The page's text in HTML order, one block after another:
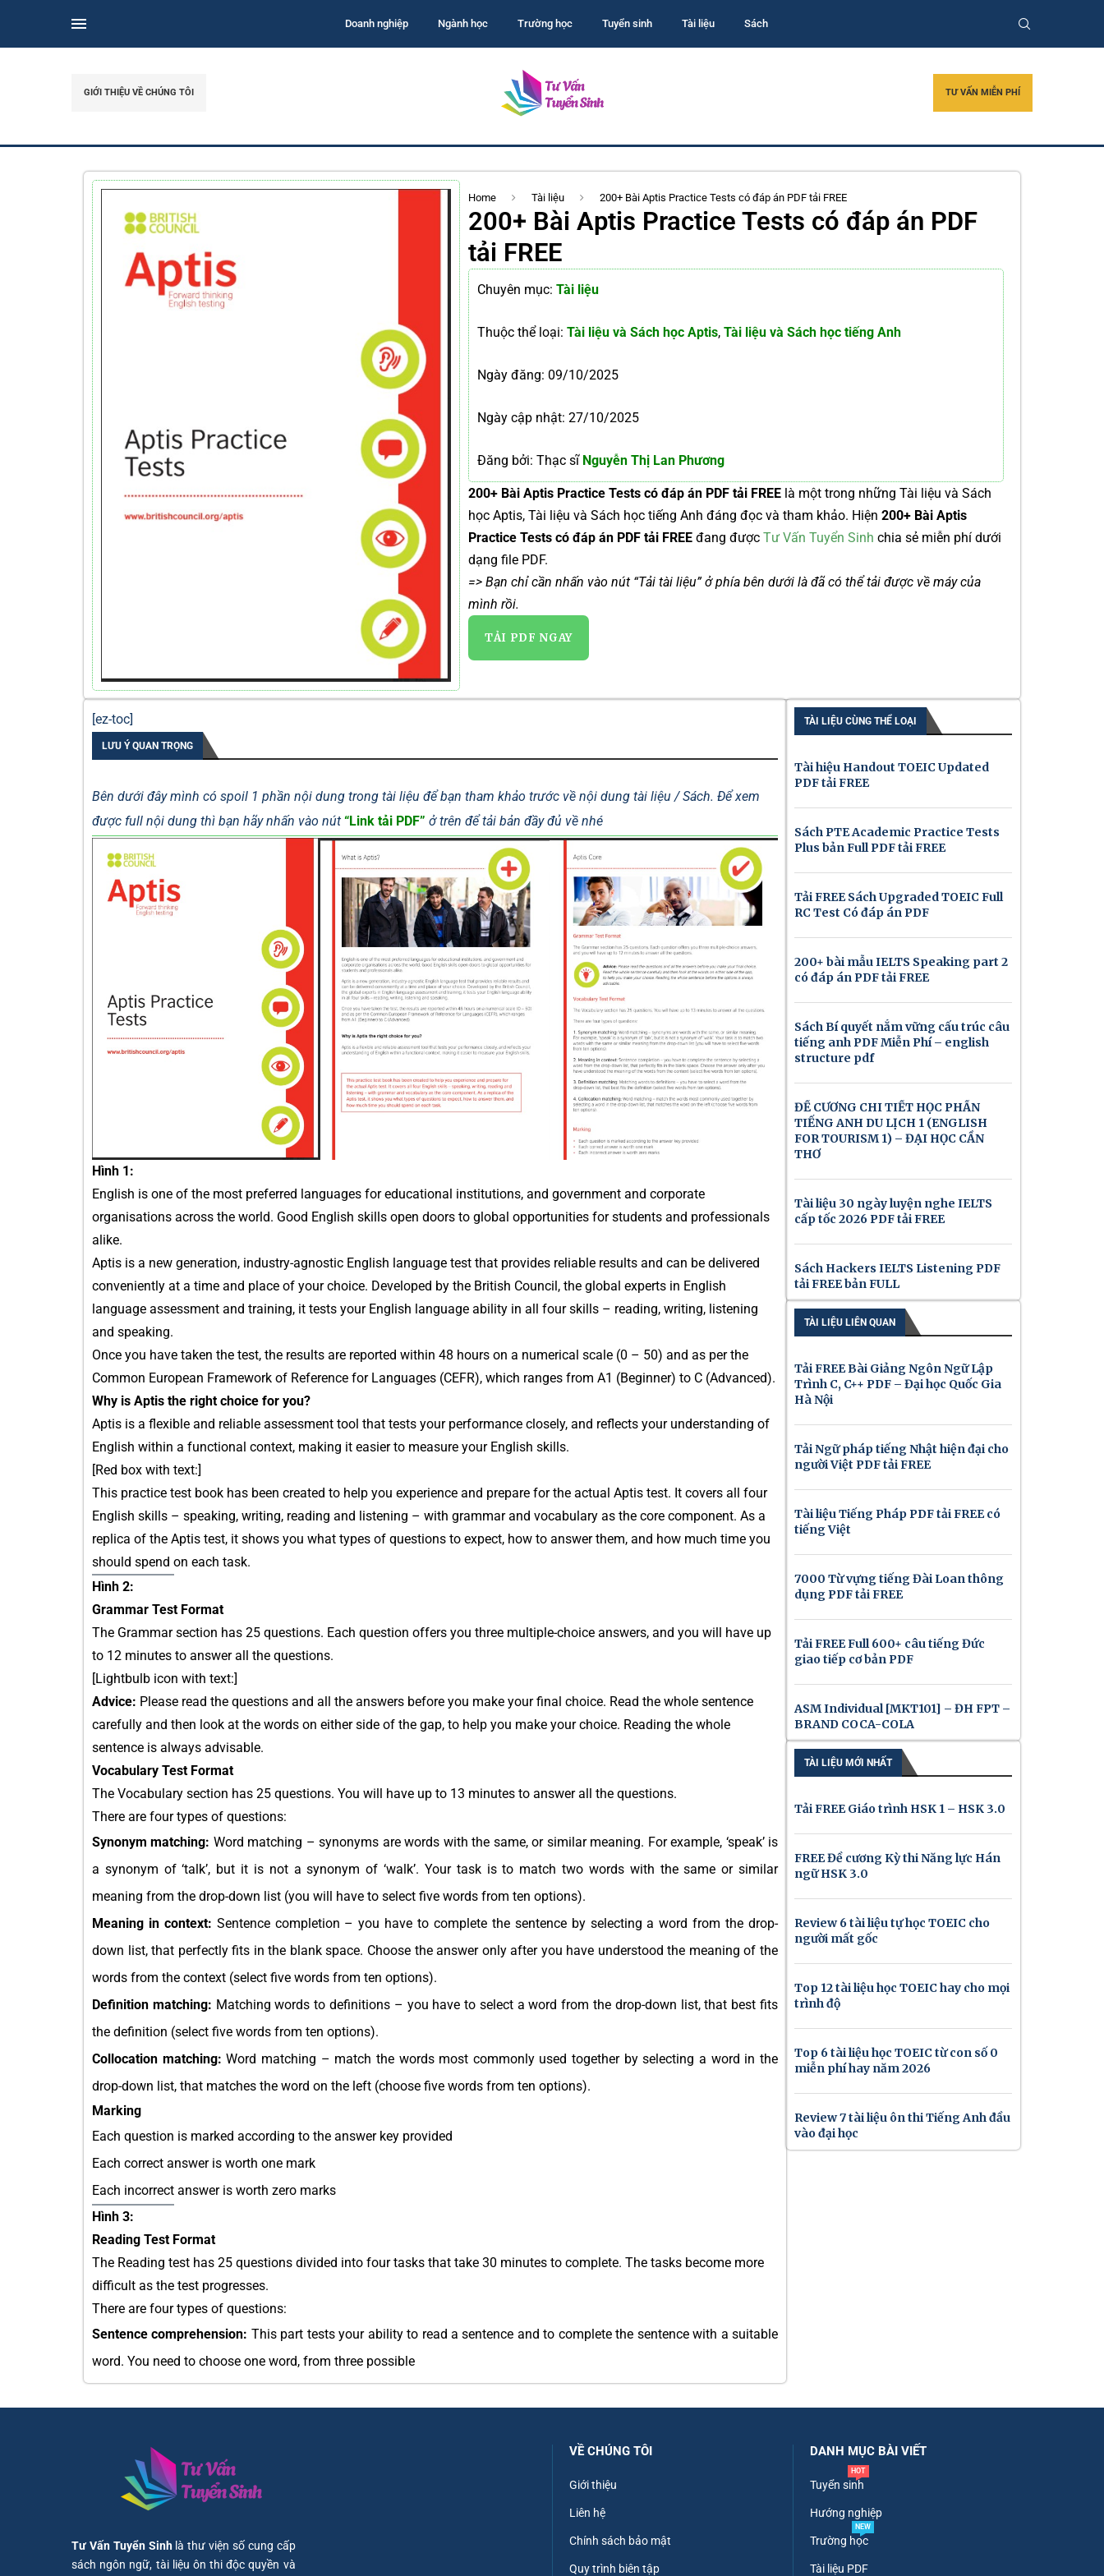
Doanh nghiệp Ngành học Trường học Tuyển sinh Tài liệu Sách
GIỚI THIỆU VỀ CHÚNG TÔI TƯ VẤN MIỄN PHÍ
Home Tài liệu 200+ Bài Aptis Practice Tests có đáp án PDF tải FREE
200+ Bài Aptis Practice Tests có đáp án PDF
tải FREE
Chuyên mục: Tài liệu
Thuộc thể loại: Tài liệu và Sách học Aptis, Tài liệu và Sách học tiếng Anh
Ngày đăng: 09/10/2025
Ngày cập nhật: 27/10/2025
Đăng bởi: Thạc sĩNguyễn Thị Lan Phương
200+ Bài Aptis Practice Tests có đáp án PDF tải FREE là một trong những Tài liệu và Sách
học Aptis, Tài liệu và Sách học tiếng Anh đáng đọc và tham khảo. Hiện 200+ Bài Aptis
Practice Tests có đáp án PDF tải FREE đang được Tư Vấn Tuyển Sinh chia sẻ miễn phí dưới
dạng file PDF.
=> Bạn chỉ cần nhấn vào nút “Tải tài liệu” ở phía bên dưới là đã có thể tải được về máy của
mình rồi.
TẢI PDF NGAY
[ez-toc]
LƯU Ý QUAN TRỌNG
Bên dưới đây mình có spoil 1 phần nội dung trong tài liệu để bạn tham khảo trước về nội dung tài liệu / Sách. Để xem
được full nội dung thì bạn hãy nhấn vào nút “Link tải PDF” ở trên để tải bản đầy đủ về nhé
Hình 1:
English is one of the most preferred languages for educational institutions, and government and corporate
organisations across the world. Good English skills open doors to global opportunities for students and professionals
alike.
Aptis is a new generation, industry-agnostic English language test that provides reliable results and can be delivered
conveniently at a time and place of your choice. Developed by the British Council, the global experts in English
language assessment and training, it tests your English language ability in all four skills – reading, writing, listening
and speaking.
Once you have taken the test, the results are reported within 48 hours on a numerical scale (0 – 50) and as per the
Common European Framework of Reference for Languages (CEFR), which ranges from A1 (Beginner) to C (Advanced).
Why is Aptis the right choice for you?
Aptis is a flexible and reliable assessment tool that tests your performance closely, and reflects your understanding of
English within a functional context, making it easier to measure your English skills.
[Red box with text:]
This practice test book has been created to help you experience and prepare for the actual Aptis test. It covers all four
English skills – speaking, writing, reading and listening – with grammar and vocabulary as the core component. As a
replica of the Aptis test, it shows you what types of questions to expect, how to answer them, and how much time you
should spend on each task.
Hình 2:
Grammar Test Format
The Grammar section has 25 questions. Each question offers you three multiple-choice answers, and you will have up
to 12 minutes to answer all the questions.
[Lightbulb icon with text:]
Advice: Please read the questions and all the answers before you make your final choice. Read the whole sentence
carefully and then look at the words on either side of the gap, to help you make your choice. Reading the whole
sentence is always advisable.
Vocabulary Test Format
The Vocabulary section has 25 questions. You will have up to 13 minutes to answer all the questions.
There are four types of questions:
Synonym matching: Word matching – synonyms are words with the same, or similar meaning. For example, ‘speak’ is
a synonym of ‘talk’, but it is not a synonym of ‘walk’. Your task is to match two words with the same or similar
meaning from the drop-down list (you will have to select five words from ten options).
Meaning in context: Sentence completion – you have to complete the sentence by selecting a word from the drop-
down list, that perfectly fits in the blank space. Choose the answer only after you have understood the meaning of the
words from the context (select five words from ten options).
Definition matching: Matching words to definitions – you have to select a word from the drop-down list, that best fits
the definition (select five words from ten options).
Collocation matching: Word matching – match the words most commonly used together by selecting a word in the
drop-down list, that matches the word on the left (choose five words from ten options).
Marking
Each question is marked according to the answer key provided
Each correct answer is worth one mark
Each incorrect answer is worth zero marks
Hình 3:
Reading Test Format
The Reading test has 25 questions divided into four tasks that take 30 minutes to complete. The tasks become more
difficult as the test progresses.
There are four types of questions:
Sentence comprehension: This part tests your ability to read a sentence and to complete the sentence with a suitable
word. You need to choose one word, from three possible
TÀI LIỆU CÙNG THỂ LOẠI
Tài hiệu Handout TOEIC Updated
PDF tải FREE
Sách PTE Academic Practice Tests
Plus bản Full PDF tải FREE
Tải FREE Sách Upgraded TOEIC Full
RC Test Có đáp án PDF
200+ bài mẫu IELTS Speaking part 2
có đáp án PDF tải FREE
Sách Bí quyết nắm vững cấu trúc câu
tiếng anh PDF Miễn Phí – english
structure pdf
ĐỀ CƯƠNG CHI TIẾT HỌC PHẦN
TIẾNG ANH DU LỊCH 1 (ENGLISH
FOR TOURISM 1) – ĐẠI HỌC CẦN
THƠ
Tài liệu 30 ngày luyện nghe IELTS
cấp tốc 2026 PDF tải FREE
Sách Hackers IELTS Listening PDF
tải FREE bản FULL
TÀI LIỆU LIÊN QUAN
Tải FREE Bài Giảng Ngôn Ngữ Lập
Trình C, C++ PDF – Đại học Quốc Gia
Hà Nội
Tải Ngữ pháp tiếng Nhật hiện đại cho
người Việt PDF tải FREE
Tài liệu Tiếng Pháp PDF tải FREE có
tiếng Việt
7000 Từ vựng tiếng Đài Loan thông
dụng PDF tải FREE
Tải FREE Full 600+ câu tiếng Đức
giao tiếp cơ bản PDF
ASM Individual [MKT101] – ĐH FPT –
BRAND COCA-COLA
TÀI LIỆU MỚI NHẤT
Tải FREE Giáo trình HSK 1 – HSK 3.0
FREE Đề cương Kỳ thi Năng lực Hán
ngữ HSK 3.0
Review 6 tài liệu tự học TOEIC cho
người mất gốc
Top 12 tài liệu học TOEIC hay cho mọi
trình độ
Top 6 tài liệu học TOEIC từ con số 0
miễn phí hay năm 2026
Review 7 tài liệu ôn thi Tiếng Anh đầu
vào đại học
Tư Vấn Tuyển Sinhlà thư viện số cung cấp
sách ngôn ngữ, tài liệu ôn thi độc quyền và
VỀ CHÚNG TÔI
Giới thiệu
Liên hệ
Chính sách bảo mật
Quy trình biên tập
DANH MỤC BÀI VIẾT
Tuyển sinh
HOT
Hướng nghiệp
Trường học
NEW
Tài liệu PDF